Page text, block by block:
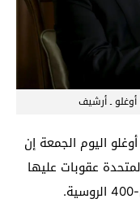
ـ أرشيف
اليوم الجمعة إن
عقوبات عليها